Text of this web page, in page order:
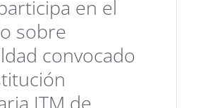
en el
sobre
convocado